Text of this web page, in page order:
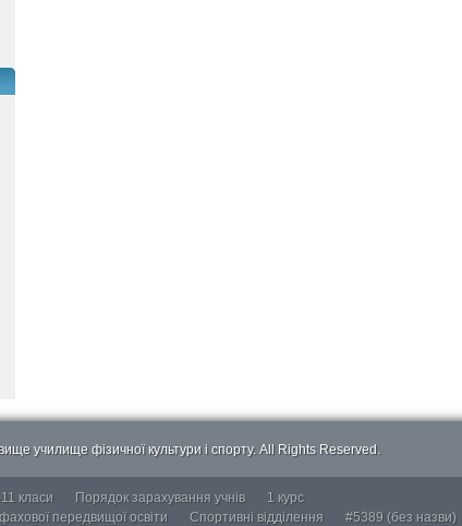
училище фізичної культури і спорту. All Rights Reserved.
класи Порядок зарахування учнів
1 курс
передвищої освіти
Спортивні відділення #5389 (без назви)